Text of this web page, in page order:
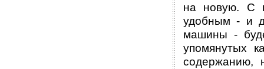
на новую. С
удобным - и
машины -
упомянутых
содержанию,